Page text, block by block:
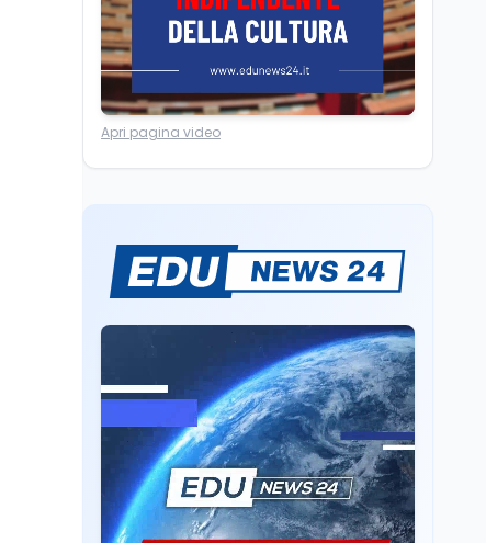
Francesco Guccini si è
spento a Pàvana: addio
Ricerca6 ago
Un secolo di Warburg: il
Il rivelatore che 'vede' i
reattori spenti
roccia
Scuola6 ago
Posizioni economiche
ATA: la matematica
degli arretrati fino a
4.150 euro
Cultura6 ago
Spesa culturale in
Lombardia da record,
Apri pagina video